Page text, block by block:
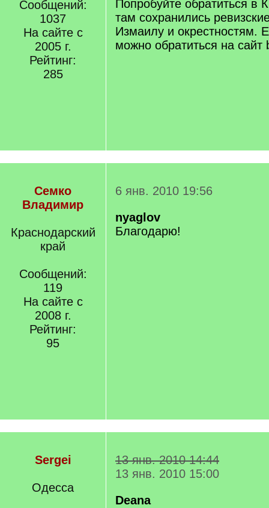
Сообщений:
1037
На сайте с
2005 г.
Рейтинг:
285
Попробуйте обратиться в
там сохранились
Измаилу и окрестностям.
можно обратиться на сайт
Семко
Владимир
Краснодарский
край
Сообщений:
119
На сайте с
2008 г.
Рейтинг:
95
6 янв. 2010 19:56
nyaglov
Благодарю!
Sergei
Одесса
13 янв. 2010 14:44
13 янв. 2010 15:00
Deana